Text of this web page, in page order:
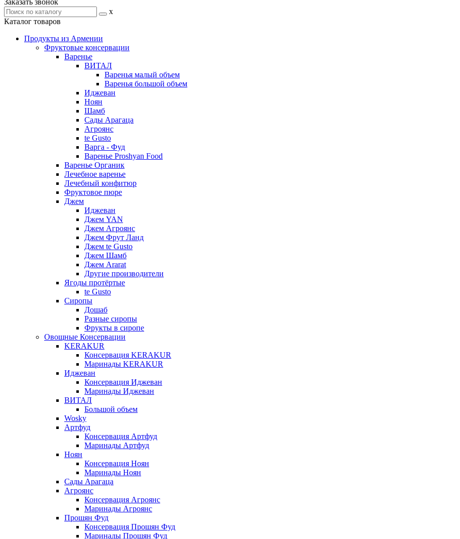
Заказать звонок
x
Каталог товаров
Продукты из Армении
Фруктовые консервации
Варенье
ВИТАЛ
Варенья малый объем
Варенья большой объем
Иджеван
Ноян
Шамб
Сады Арагаца
Агроянс
te Gusto
Варга - Фуд
Варенье Proshyan Food
Варенье Органик
Лечебное варенье
Лечебный конфитюр
Фруктовое пюре
Джем
Иджеван
Джем YAN
Джем Агроянс
Джем Фрут Ланд
Джем te Gusto
Джем Шамб
Джем Ararat
Другие производители
Ягоды протёртые
te Gusto
Сиропы
Дошаб
Разные сиропы
Фрукты в сиропе
Овощные Консервации
KERAKUR
Консервация KERAKUR
Маринады KERAKUR
Иджеван
Консервация Иджеван
Маринады Иджеван
ВИТАЛ
Большой объем
Wosky
Артфуд
Консервация Артфуд
Маринады Артфуд
Ноян
Консервация Ноян
Маринады Ноян
Сады Арагаца
Агроянс
Консервация Агроянс
Маринады Агроянс
Прошян Фуд
Консервация Прошян Фуд
Маринады Прошян Фуд